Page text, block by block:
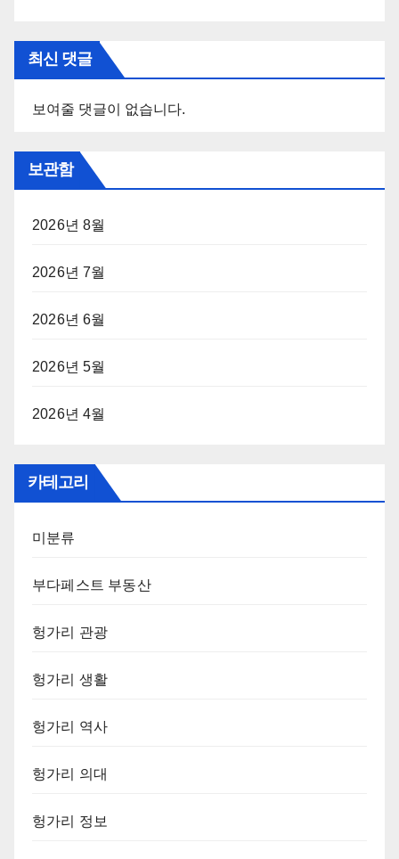
최신 댓글
보여줄 댓글이 없습니다.
보관함
2026년 8월
2026년 7월
2026년 6월
2026년 5월
2026년 4월
카테고리
미분류
부다페스트 부동산
헝가리 관광
헝가리 생활
헝가리 역사
헝가리 의대
헝가리 정보